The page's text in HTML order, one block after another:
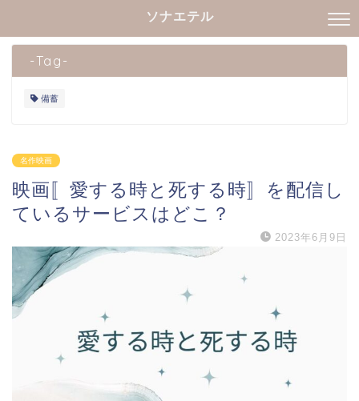
ソナエテル
-Tag-
備蓄
名作映画
映画〚愛する時と死する時〛を配信し
ているサービスはどこ？
2023年6月9日